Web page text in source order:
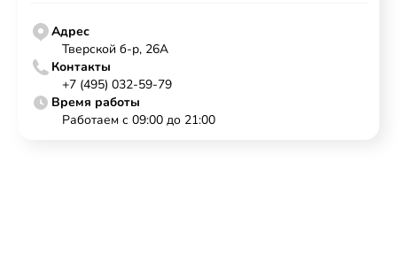
Адрес
Тверской б-р, 26А
Контакты
+7 (495) 032-59-79
Время работы
Работаем с 09:00 до 21:00